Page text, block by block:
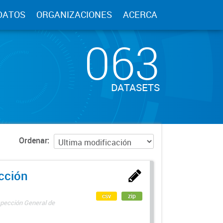
ORGANIZACIONES ACERCA
063
DATASETS
Ordenar
General de
csv zip